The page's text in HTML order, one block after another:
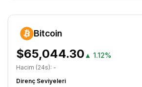
Bitcoin
$65,044.30 ▲ 1.12%
Hacim (24s): -
Direnç Seviyeleri